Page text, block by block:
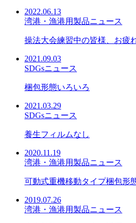
2022.06.13
湾港・漁港用製品ニュース
操法大会練習中の皆様、お疲
2021.09.03
SDGsニュース
梱包形態いろいろ
2021.03.29
SDGsニュース
養生フィルムなし
2020.11.19
湾港・漁港用製品ニュース
可動式重機移動タイプ梱包形
2019.07.26
湾港・漁港用製品ニュース